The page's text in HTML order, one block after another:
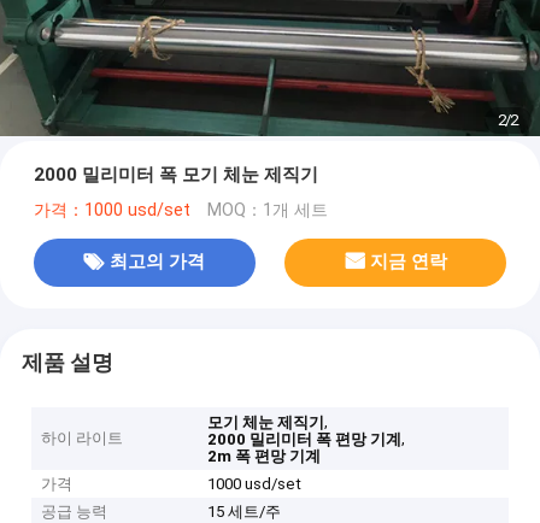
2/2
2000 밀리미터 폭 모기 체눈 제직기
가격：1000 usd/set MOQ：1개 세트
최고의 가격 지금 연락
제품 설명
하이 라이트
모기 체눈 제직기,
2000 밀리미터 폭 편망 기계,
2m 폭 편망 기계
가격
1000 usd/set
공급 능력
15 세트/주